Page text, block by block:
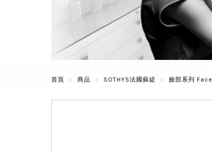
首頁 商品 SOTHYS法國蘇緹 臉部系列 Face